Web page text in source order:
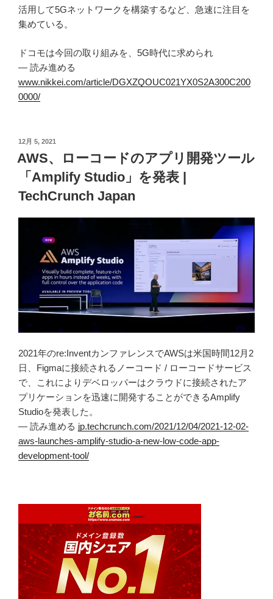
活用して5Gネットワークを構築するなど、急速に注目を
集めている。
ドコモは今回の取り組みを、5G時代に求められ
— 読み進める
www.nikkei.com/article/DGXZQOUC021YX0S2A300C200
0000/
投
日:
12月 5, 2021
AWS、ローコードのアプリ開発ツール
「Amplify Studio」を発表 |
TechCrunch Japan
2021年のre:InventカンファレンスでAWSは米国時間12月2
日、Figmaに接続されるノーコード / ローコードサービス
で、これによりデベロッパーはクラウドに接続されたア
プリケーションを迅速に開発することができるAmplify
Studioを発表した。
— 読み進める jp.techcrunch.com/2021/12/04/2021-12-02-
aws-launches-amplify-studio-a-new-low-code-app-
development-tool/